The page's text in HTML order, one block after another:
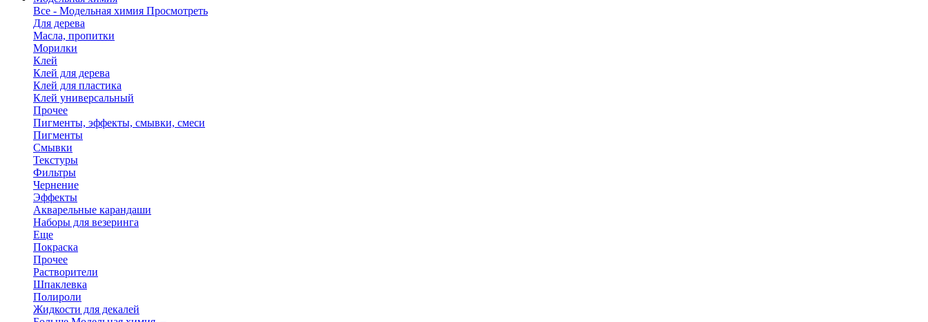
Все - Модельная химия Просмотреть
Для дерева
Масла, пропитки
Морилки
Клей
Клей для дерева
Клей для пластика
Клей универсальный
Прочее
Пигменты, эффекты, смывки, смеси
Пигменты
Смывки
Текстуры
Фильтры
Чернение
Эффекты
Акварельные карандаши
Наборы для везеринга
Еще
Покраска
Прочее
Растворители
Шпаклевка
Полироли
Жидкости для декалей